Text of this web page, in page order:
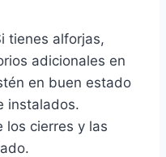
tienes alforjas,
adicionales en
en buen estado
instalados.
los cierres y las